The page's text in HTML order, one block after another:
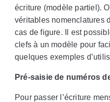
écriture (modèle partiel).
véritables nomenclatures
cas de figure. Il est
clefs à un modèle pour
quelques exemples
Pré-saisie de numéros
Pour passer l’écriture